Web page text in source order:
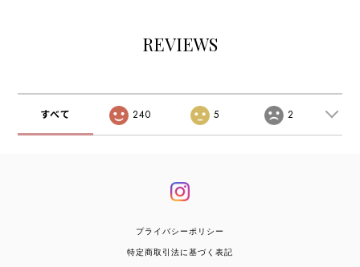
REVIEWS
すべて 240 5 2
プライバシーポリシー
特定商取引法に基づく表記